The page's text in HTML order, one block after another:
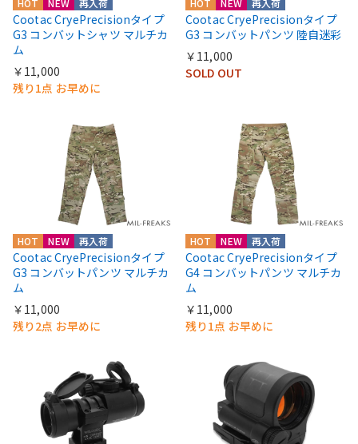
Cootac CryePrecisionタイプ
G3 コンバットシャツ マルチカ
ム
￥11,000
残り1点 お早めに
Cootac CryePrecisionタイプ
G3 コンバットパンツ 陸自迷彩
￥11,000
SOLD OUT
HOT NEW 再入荷
Cootac CryePrecisionタイプ
G3 コンバットパンツ マルチカ
ム
￥11,000
残り2点 お早めに
HOT NEW 再入荷
Cootac CryePrecisionタイプ
G4 コンバットパンツ マルチカ
ム
￥11,000
残り1点 お早めに